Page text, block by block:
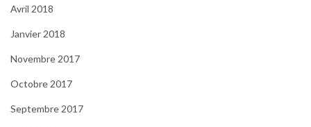
Avril 2018
Janvier 2018
Novembre 2017
Octobre 2017
Septembre 2017